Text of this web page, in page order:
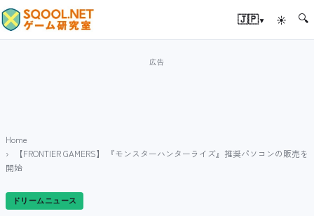
🇯🇵▾ ☀ 🔍
Home
【FRONTIER GAMERS】 『モンスターハンターライズ』推奨パソコンの販売を
開始
ドリームニュース